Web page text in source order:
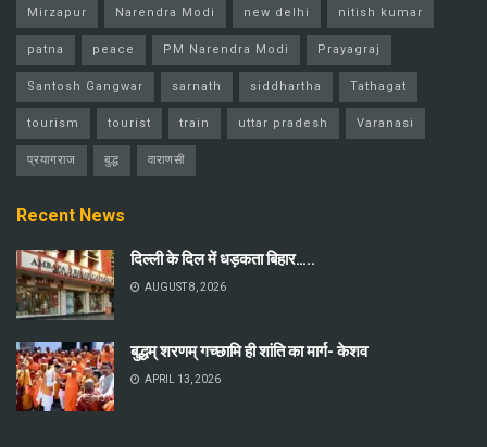
Mirzapur Narendra Modi new delhi nitish kumar
patna peace PM Narendra Modi Prayagraj
Santosh Gangwar sarnath siddhartha Tathagat
tourism tourist train uttar pradesh Varanasi
प्रयागराज बुद्ध वाराणसी
Recent News
दिल्ली के दिल में धड़कता बिहार…..
AUGUST 8, 2026
बुद्धम् शरणम् गच्छामि ही शांति का मार्ग- केशव
APRIL 13, 2026